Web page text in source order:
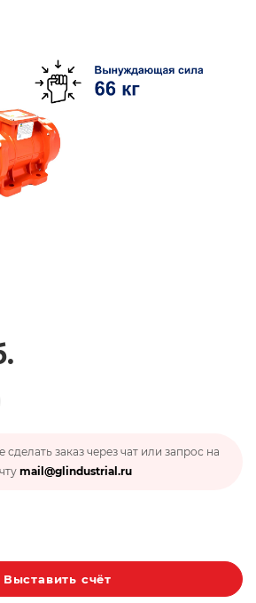
заказ через чат или запрос на
mail@glindustrial.ru
Выставить счёт